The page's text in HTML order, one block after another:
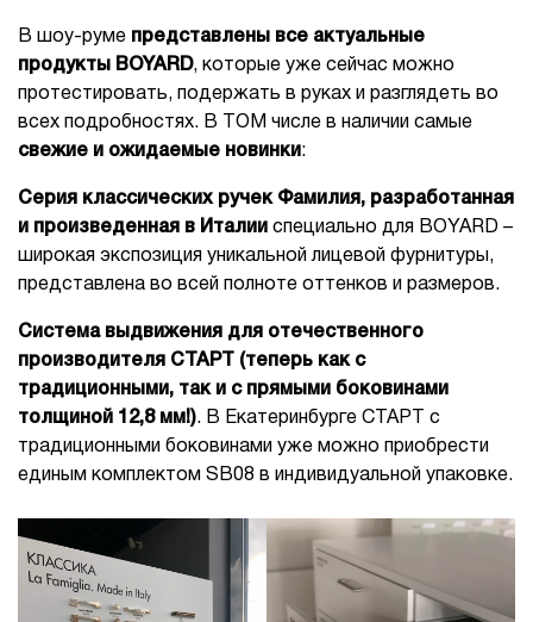
В шоу-руме представлены все актуальные
продукты BOYARD, которые уже сейчас можно
протестировать, подержать в руках и разглядеть во
всех подробностях. В ТОМ числе в наличии самые
свежие и ожидаемые новинки:
Серия классических ручек Фамилия, разработанная
и произведенная в Италии специально для BOYARD –
широкая экспозиция уникальной лицевой фурнитуры,
представлена во всей полноте оттенков и размеров.
Система выдвижения для отечественного
производителя СТАРТ (теперь как с
традиционными, так и с прямыми боковинами
толщиной 12,8 мм!). В Екатеринбурге СТАРТ с
традиционными боковинами уже можно приобрести
единым комплектом SB08 в индивидуальной упаковке.